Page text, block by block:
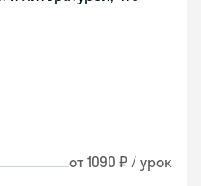
от 1090 ₽ / урок